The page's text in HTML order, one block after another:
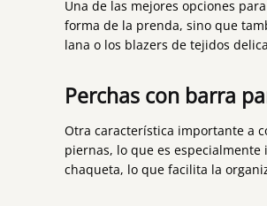
Una de las mejores opciones
forma de la prenda, sino que
lana o los blazers de tejidos
Perchas con barra
Otra característica importante a
piernas, lo que es
chaqueta, lo que facilita la